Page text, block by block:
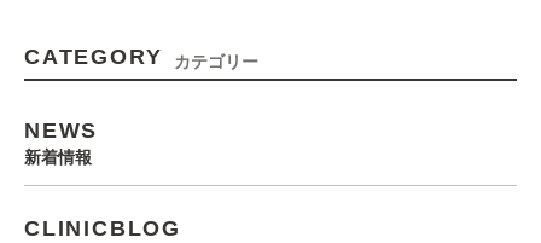
CATEGORY カテゴリー
NEWS
新着情報
CLINICBLOG